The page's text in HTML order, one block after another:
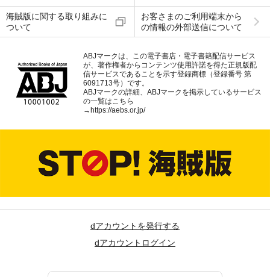
海賊版に関する取り組みに
ついて
お客さまのご利用端末から
の情報の外部送信について
ABJマークは、この電子書店・電子書籍配信サービス
が、著作権者からコンテンツ使用許諾を得た正規版配
信サービスであることを示す登録商標（登録番号 第
6091713号）です。
ABJマークの詳細、ABJマークを掲示しているサービス
の一覧はこちら
→ https://aebs.or.jp/
dアカウントを発行する
dアカウントログイン